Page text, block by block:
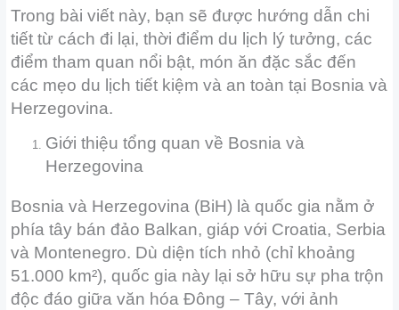
Trong bài viết này, bạn sẽ được hướng dẫn chi
tiết từ cách đi lại, thời điểm du lịch lý tưởng, các
điểm tham quan nổi bật, món ăn đặc sắc đến
các mẹo du lịch tiết kiệm và an toàn tại Bosnia và
Herzegovina.
Giới thiệu tổng quan về Bosnia và
Herzegovina
Bosnia và Herzegovina (BiH) là quốc gia nằm ở
phía tây bán đảo Balkan, giáp với Croatia, Serbia
và Montenegro. Dù diện tích nhỏ (chỉ khoảng
51.000 km²), quốc gia này lại sở hữu sự pha trộn
độc đáo giữa văn hóa Đông – Tây, với ảnh